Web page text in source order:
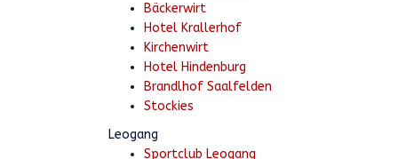
Bäckerwirt
Hotel Krallerhof
Kirchenwirt
Hotel Hindenburg
Brandlhof Saalfelden
Stockies
Leogang
Sportclub Leogang